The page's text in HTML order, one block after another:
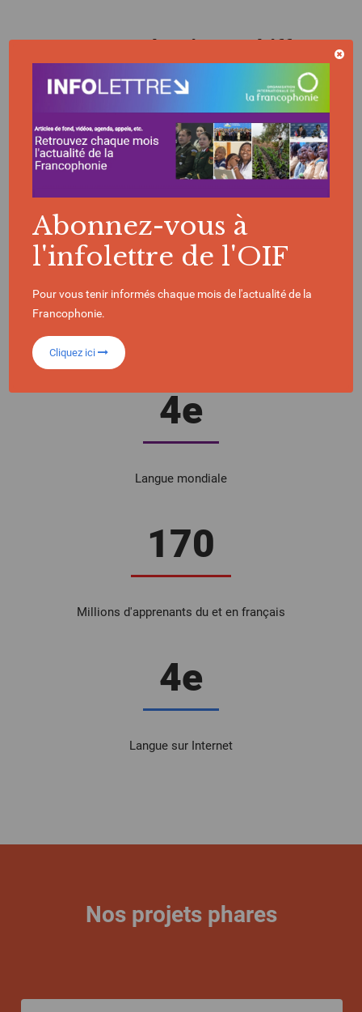
La Francophonie en chiffres
396
90
États et gouvernements composent l’OIF
4e
Langue mondiale
170
Millions d'apprenants du et en français
4e
Langue sur Internet
Nos projets phares
Abonnez-vous à
l'infolettre de l'OIF
Pour vous tenir informés chaque mois de l'actualité de la
Francophonie.
Cliquez ici